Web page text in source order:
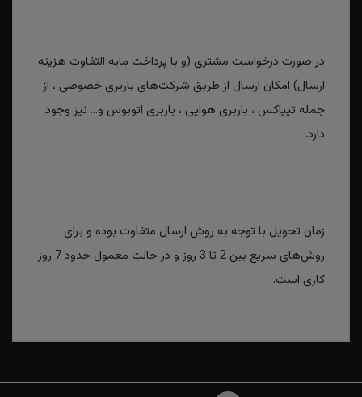
در صورت درخواست مشتری (و با پرداخت مابه التفاوت هزینه
ارسال) امکان ارسال از طریق شرکت‌های باربری خصوصی ، از
جمله تیپاکس ، باربری هوایی ، باربری اتوبوس و... نیز وجود
دارد.
زمان تحویل با توجه به روش ارسال متفاوت بوده و برای
روش‌های سریع بین 2 تا 3 روز و در حالت معمول حدود 7 روز
کاری است.